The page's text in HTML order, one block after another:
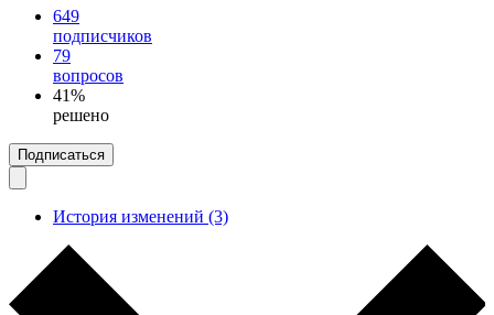
649
подписчиков
79
вопросов
41%
решено
Подписаться
История изменений (3)